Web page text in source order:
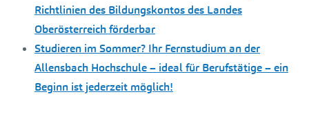
Richtlinien des Bildungskontos des Landes
Oberösterreich förderbar
Studieren im Sommer? Ihr Fernstudium an der
Allensbach Hochschule – ideal für Berufstätige – ein
Beginn ist jederzeit möglich!